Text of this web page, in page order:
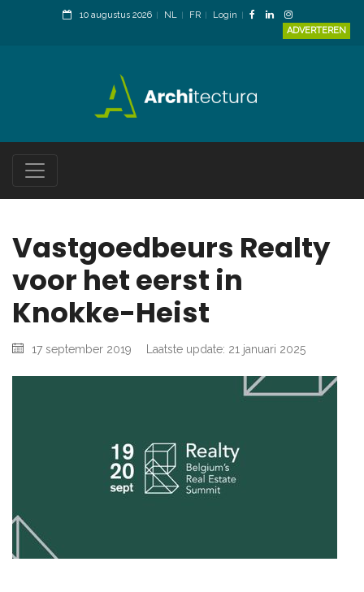
10 augustus 2026 NL FR
Login
ADVERTEREN
Vastgoedbeurs Realty
voor het eerst in
Knokke-Heist
17 september 2019 Laatste update: 21 januari 2025